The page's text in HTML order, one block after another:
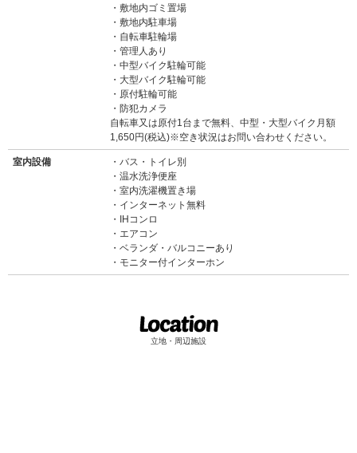
敷地内ゴミ置場
敷地内駐車場
自転車駐輪場
管理人あり
中型バイク駐輪可能
大型バイク駐輪可能
原付駐輪可能
防犯カメラ
自転車又は原付1台まで無料、中型・大型バイク月額
1,650円(税込)※空き状況はお問い合わせください。
室内設備
バス・トイレ別
温水洗浄便座
室内洗濯機置き場
インターネット無料
IHコンロ
エアコン
ベランダ・バルコニーあり
モニター付インターホン
立地・周辺施設